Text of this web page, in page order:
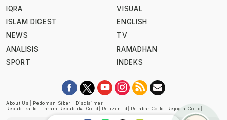
IQRA
ISLAM DIGEST
NEWS
ANALISIS
SPORT
VISUAL
ENGLISH
TV
RAMADHAN
INDEKS
About Us Pedoman Siber
Disclaimer
Republika.id
Ihram.republika.co.id Retizen.id Rejabar.co.id Rejogja.co.id